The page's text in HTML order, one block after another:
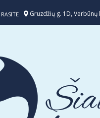
Gruzdžių g. 1D, Verbūnų